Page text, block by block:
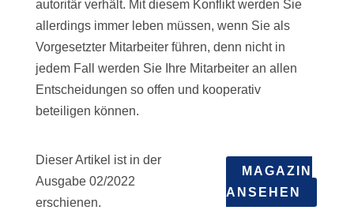
autoritär verhält. Mit diesem Konflikt werden Sie
allerdings immer leben müssen, wenn Sie als
Vorgesetzter Mitarbeiter führen, denn nicht in
jedem Fall werden Sie Ihre Mitarbeiter an allen
Entscheidungen so offen und kooperativ
beteiligen können.
Dieser Artikel ist in der
Ausgabe 02/2022
erschienen.
MAGAZIN
ANSEHEN